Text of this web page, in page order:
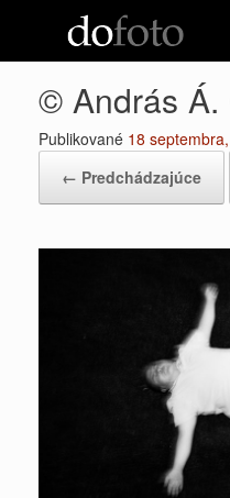
© András Á.
Publikované 18
← Predchádzajúce